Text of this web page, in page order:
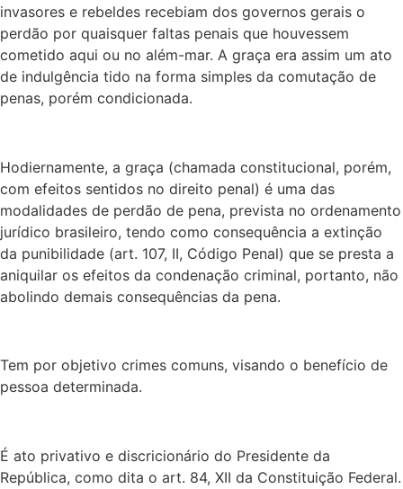
invasores e rebeldes recebiam dos governos gerais o
perdão por quaisquer faltas penais que houvessem
cometido aqui ou no além-mar. A graça era assim um ato
de indulgência tido na forma simples da comutação de
penas, porém condicionada.
Hodiernamente, a graça (chamada constitucional, porém,
com efeitos sentidos no direito penal) é uma das
modalidades de perdão de pena, prevista no ordenamento
jurídico brasileiro, tendo como consequência a extinção
da punibilidade (art. 107, II, Código Penal) que se presta a
aniquilar os efeitos da condenação criminal, portanto, não
abolindo demais consequências da pena.
Tem por objetivo crimes comuns, visando o benefício de
pessoa determinada.
É ato privativo e discricionário do Presidente da
República, como dita o art. 84, XII da Constituição Federal.